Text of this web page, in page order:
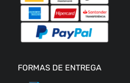
FORMAS DE ENTREGA